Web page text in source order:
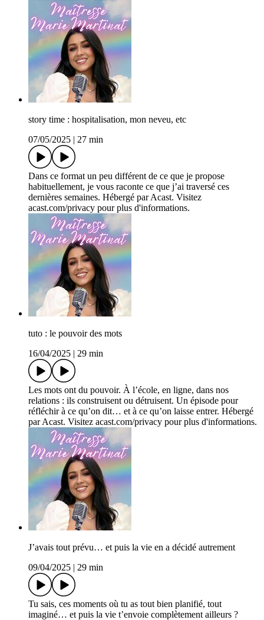
story time : hospitalisation, mon neveu, etc
07/05/2025
27 min
Dans ce format un peu différent de ce que je propose
habituellement, je vous raconte ce que j’ai traversé ces
dernières semaines. Hébergé par Acast. Visitez
acast.com/privacy pour plus d'informations.
tuto : le pouvoir des mots
16/04/2025
29 min
Les mots ont du pouvoir. À l’école, en ligne, dans nos
relations : ils construisent ou détruisent. Un épisode pour
réfléchir à ce qu’on dit… et à ce qu’on laisse entrer. Hébergé
par Acast. Visitez acast.com/privacy pour plus d'informations.
J’avais tout prévu… et puis la vie en a décidé autrement
09/04/2025
29 min
Tu sais, ces moments où tu as tout bien planifié, tout
imaginé… et puis la vie t’envoie complètement ailleurs ?